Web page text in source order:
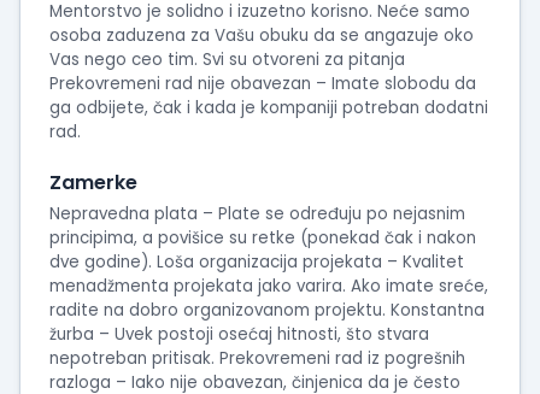
Mentorstvo je solidno i izuzetno korisno. Neće samo
osoba zaduzena za Vašu obuku da se angazuje oko
Vas nego ceo tim. Svi su otvoreni za pitanja
Prekovremeni rad nije obavezan – Imate slobodu da
ga odbijete, čak i kada je kompaniji potreban dodatni
rad.
Zamerke
Nepravedna plata – Plate se određuju po nejasnim
principima, a povišice su retke (ponekad čak i nakon
dve godine). Loša organizacija projekata – Kvalitet
menadžmenta projekata jako varira. Ako imate sreće,
radite na dobro organizovanom projektu. Konstantna
žurba – Uvek postoji osećaj hitnosti, što stvara
nepotreban pritisak. Prekovremeni rad iz pogrešnih
razloga – Iako nije obavezan, činjenica da je često